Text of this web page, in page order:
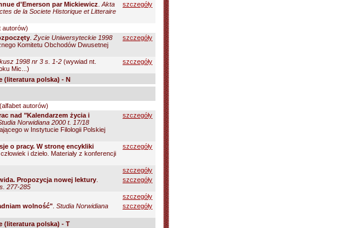
d'Emerson par Mickiewicz Akta
de la Societe Historique et Litteraire
szczegóły
Życie Uniwersyteckie 1998
Komitetu Obchodów Dwusetnej
szczegóły
1998 nr 3 s. 1-2 (wywiad nt.
Mic...)
szczegóły
(literatura polska) - N
autorów)
nad "Kalendarzem życia i
Norwidiana 2000 t. 17/18
w Instytucie Filologii Polskiej
szczegóły
o pracy. W stronę encykliki
i dzieło. Materiały z konferencji
szczegóły
szczegóły
Propozycja nowej lektury
277-285
szczegóły
szczegóły
wolność" Studia Norwidiana
szczegóły
(literatura polska) - T